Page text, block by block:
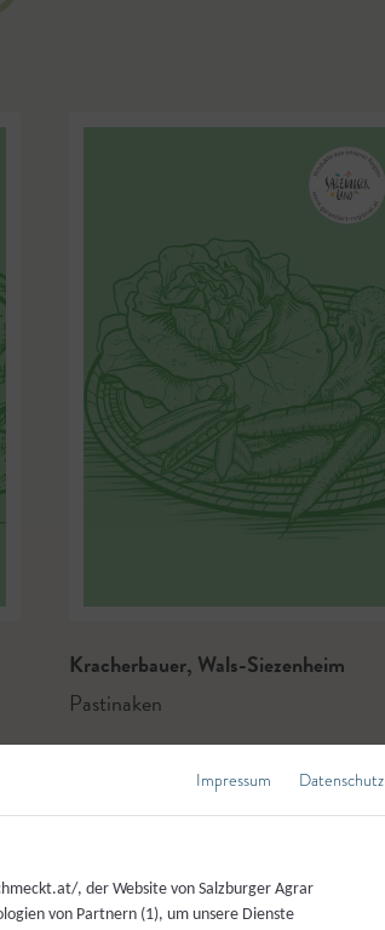
Kracherbauer, Wals-Siezenheim
Pastinaken
Impressum Datenschutz
, der Website von Salzburger Agrar
von Partnern (1), um unsere Dienste